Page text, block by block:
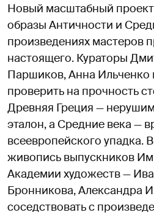
Новый масштабный
образы Античности и
произведениях мастеров
настоящего. Кураторы
Паршиков, Анна Ильченко
проверить на прочность
Древняя Греция —
эталон, а Средние века —
всеевропейского упадка.
живопись выпускников
Академии художеств —
Бронникова, Александра
соседствовать с